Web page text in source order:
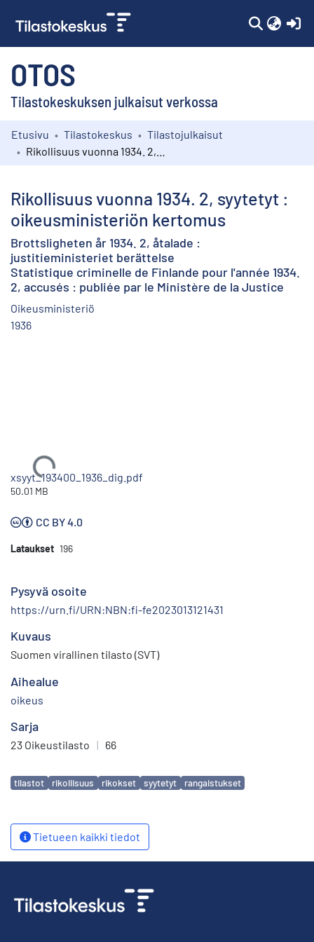
OTOS
Tilastokeskuksen julkaisut verkossa
Kokoelmat
Etusivu Tilastokeskus
Tilastojulkaisut
Rikollisuus vuonna 1934. 2, syytetyt :
oikeusministeriön kertomus
Brottsligheten år 1934. 2, åtalade :
justitieministeriet berättelse
Statistique criminelle de Finlande pour l'année 1934.
2, accusés : publiée par le Ministère de la Justice
Oikeusministeriö
1936
Ladataan...
xsyyt_193400_1936_dig.pdf
50.01 MB
CC BY 4.0
Lataukset 196
Pysyvä osoite
https://urn.fi/URN:NBN:fi-fe2023013121431
Kuvaus
Suomen virallinen tilasto (SVT)
Aihealue
oikeus
Sarja
23 Oikeustilasto | 66
Avainsanat
tilastot rikollisuus rikokset syytetyt rangaistukset
Tietueen kaikki tiedot